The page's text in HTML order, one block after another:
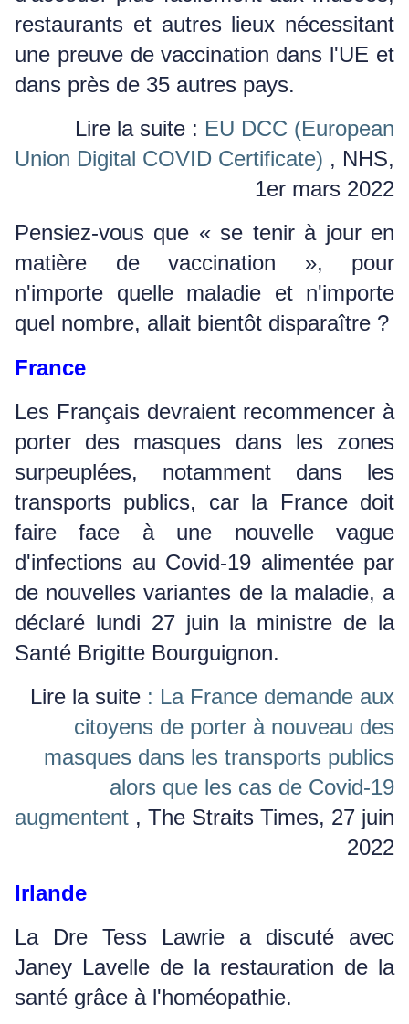
restaurants et autres lieux nécessitant
une preuve de vaccination dans l'UE et
dans près de 35 autres pays.
Lire la suite : EU DCC (European
Union Digital COVID Certificate) , NHS,
1er mars 2022
Pensiez-vous que « se tenir à jour en
matière de vaccination », pour
n'importe quelle maladie et n'importe
quel nombre, allait bientôt disparaître ?
France
Les Français devraient recommencer à
porter des masques dans les zones
surpeuplées, notamment dans les
transports publics, car la France doit
faire face à une nouvelle vague
d'infections au Covid-19 alimentée par
de nouvelles variantes de la maladie, a
déclaré lundi 27 juin la ministre de la
Santé Brigitte Bourguignon.
Lire la suite : La France demande aux
citoyens de porter à nouveau des
masques dans les transports publics
alors que les cas de Covid-19
augmentent , The Straits Times, 27 juin
2022
Irlande
La Dre Tess Lawrie a discuté avec
Janey Lavelle de la restauration de la
santé grâce à l'homéopathie.